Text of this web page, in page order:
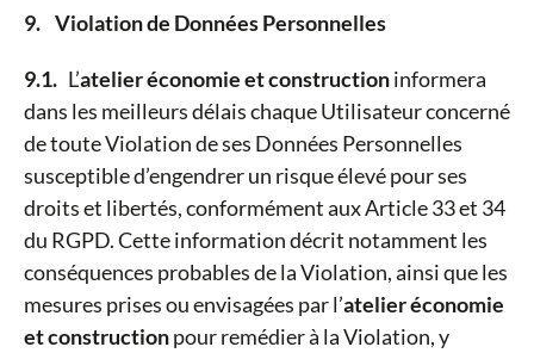
9. Violation de Données Personnelles
9.1. L’atelier économie et constructioninformera
dans les meilleurs délais chaque Utilisateur concerné
de toute Violation de ses Données Personnelles
susceptible d’engendrer un risque élevé pour ses
droits et libertés, conformément aux Article 33 et 34
du RGPD. Cette information décrit notamment les
conséquences probables de la Violation, ainsi que les
mesures prises ou envisagées par l’atelier économie
et constructionpour remédier à la Violation, y